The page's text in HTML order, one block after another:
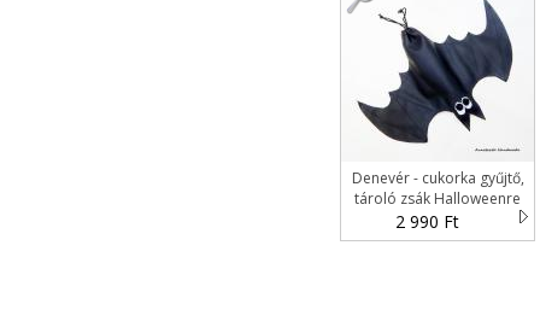
Denevér - cukorka gyűjtő,
tároló zsák Halloweenre
2 990 Ft